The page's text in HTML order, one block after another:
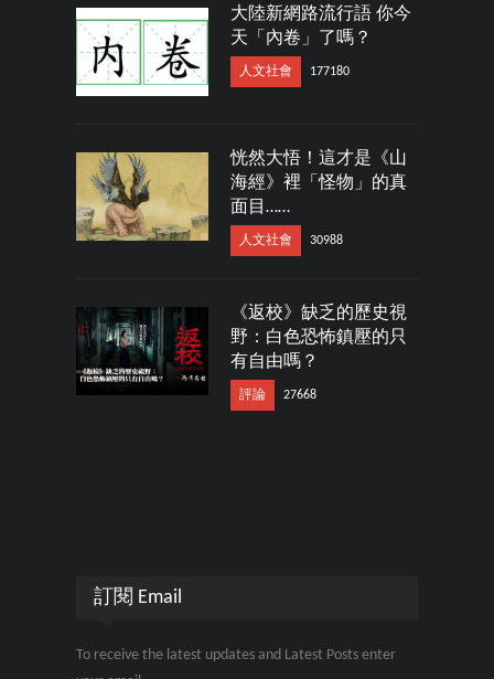
大陸新網路流行語 你今
天「內卷」了嗎？
人文社會 177180
恍然大悟！這才是《山
海經》裡「怪物」的真
面目……
人文社會 30988
《返校》缺乏的歷史視
野：白色恐怖鎮壓的只
有自由嗎？
評論 27668
訂閱 Email
To receive the latest updates and Latest Posts enter